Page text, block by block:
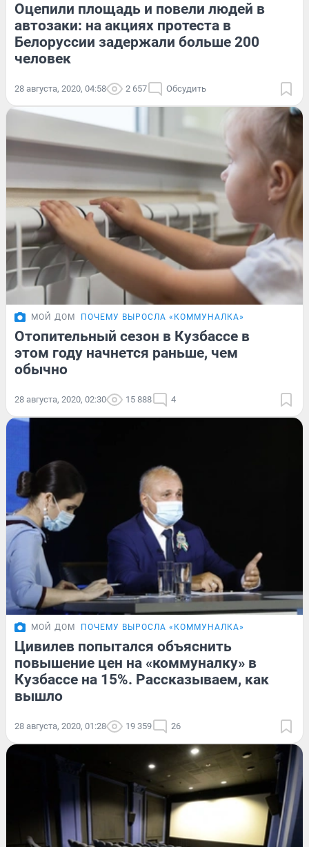
Оцепили площадь и повели людей в
автозаки: на акциях протеста в
Белоруссии задержали больше 200
человек
28 августа, 2020, 04:58 2 657 Обсудить
МОЙ ДОМ ПОЧЕМУ ВЫРОСЛА «КОММУНАЛКА»
Отопительный сезон в Кузбассе в
этом году начнется раньше, чем
обычно
28 августа, 2020, 02:30 15 888 4
МОЙ ДОМ ПОЧЕМУ ВЫРОСЛА «КОММУНАЛКА»
Цивилев попытался объяснить
повышение цен на «коммуналку» в
Кузбассе на 15%. Рассказываем, как
вышло
28 августа, 2020, 01:28 19 359 26